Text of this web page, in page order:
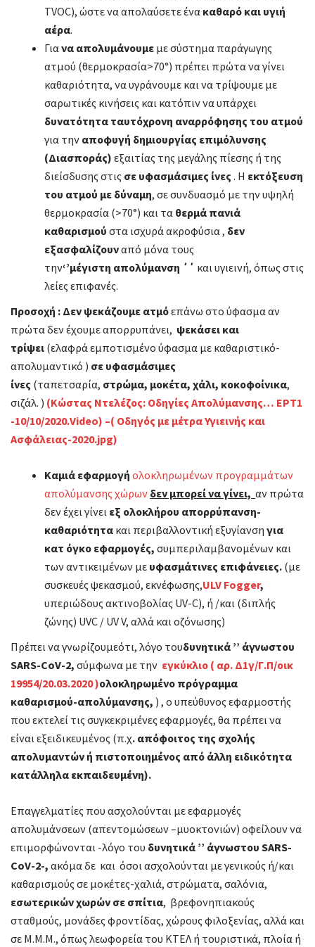
TVOC), ώστε να απολαύσετε ένακαθαρό και υγιή
αέρα.
Γιανα απολυμάνουμε μεσύστημα παράγωγης
ατμού (θερμοκρασία>70°) πρέπει πρώτα να γίνει
καθαριότητα, να υγράνουμε και να τρίψουμε με
σαρωτικές κινήσεις και κατόπιν να υπάρχει
δυνατότητα ταυτόχρονη αναρρόφησης του ατμού
για την αποφυγή δημιουργίας επιμόλυνσης
(Διασποράς) εξαιτίας της μεγάλης πίεσης ή της
διείσδυσης στις σε υφασμάσιμες ίνες . Η εκτόξευση
του ατμού με δύναμη, σε συνδυασμό με την υψηλή
θερμοκρασία (>70°) και τα θερμά πανιά
καθαρισμού στα ισχυρά ακροφύσια , δεν
εξασφαλίζουναπό μόνα τους
την‘’μέγιστη απολύμανση ΄΄ και υγιεινή, όπως στις
λείες επιφανές.
Προσοχή : Δεν ψεκάζουμε ατμόεπάνω στο ύφασμα αν
πρώτα δεν έχουμε απορρυπάνει, ψεκάσει και
τρίψει (ελαφρά εμποτισμένο ύφασμα με καθαριστικό-
απολυμαντικό ) σε υφασμάσιμες
ίνες (ταπετσαρία, στρώμα, μοκέτα, χάλι, κοκοφοίνικα,
σιζάλ. ) (Κώστας Ντελέζος: Οδηγίες Απολύμανσης… ΕΡΤ1
-10/10/2020.Video) –( Οδηγός με μέτρα Υγιεινής και
Ασφάλειας-2020.jpg)
Καμιά εφαρμογή ολοκληρωμένων προγραμμάτων
απολύμανσης χώρων δεν μπορεί να γίνει, αν πρώτα
δεν έχει γίνει εξ ολοκλήρου απορρύπανση-
καθαριότητα και περιβαλλοντική εξυγίανση για
κατ όγκο εφαρμογές, συμπεριλαμβανομένων και
των αντικειμένων με υφασμάτινες επιφάνειες. (με
συσκευές ψεκασμού, εκνέφωσης,ULV Fogger,
υπεριώδους ακτινοβολίας UV-C), ή /και (διπλής
ζώνης) UVC / UV V, αλλά και οζόνωσης)
Πρέπει να γνωρίζουμεότι, λόγο τουδυνητικά ’’ άγνωστου
SARS-CoV-2, σύμφωνα με την εγκύκλιο ( αρ. Δ1γ/Γ.Π/οικ
19954/20.03.2020 )ολοκληρωμένο πρόγραμμα
καθαρισμού-απολύμανσης, ) , ο υπεύθυνος εφαρμοστής
που εκτελεί τις συγκεκριμένες εφαρμογές, θα πρέπει να
είναι εξειδικευμένος (π.χ. απόφοιτος της σχολής
απολυμαντών ή πιστοποιημένος από άλλη ειδικότητα
κατάλληλα εκπαιδευμένη).
Επαγγελματίες που ασχολούνται με εφαρμογές
απολυμάνσεων (απεντομώσεων –μυοκτονιών) οφείλουν να
επιμορφώνονται -λόγο του δυνητικά ’’ άγνωστου SARS-
CoV-2-, ακόμα δε και όσοι ασχολούνται με γενικούς ή/και
καθαρισμούς σε μοκέτες-χαλιά, στρώματα, σαλόνια,
εσωτερικών χωρών σε σπίτια, βρεφονηπιακούς
σταθμούς, μονάδες φροντίδας, χώρους φιλοξενίας, αλλά και
σε Μ.Μ.Μ., όπως λεωφορεία του ΚΤΕΛ ή τουριστικά, πλοία ή